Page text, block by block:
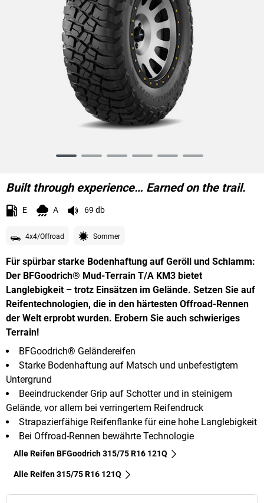
6
Built through experience… Earned on the trail.
E A 69 db
4x4/Offroad Sommer
Für spürbar starke Bodenhaftung auf Geröll und Schlamm:
Der BFGoodrich® Mud-Terrain T/A KM3 bietet
Langlebigkeit – trotz Einsätzen im Gelände. Setzen Sie auf
Reifentechnologien, die in den härtesten Offroad-Rennen
der Welt erprobt wurden. Erobern Sie auch schwieriges
Terrain!
BFGoodrich® Geländereifen
Starke Bodenhaftung auf Matsch und unbefestigtem
Untergrund
Beeindruckender Grip auf Schotter und in steinigem
Gelände, vor allem bei verringertem Reifendruck
Strapazierfähige Reifenflanke für eine hohe Langlebigkeit
Bei Offroad-Rennen bewährte Technologie
Alle Reifen BFGoodrich 315/75 R16 121Q
Alle Reifen‎ 315/75 R16 121Q